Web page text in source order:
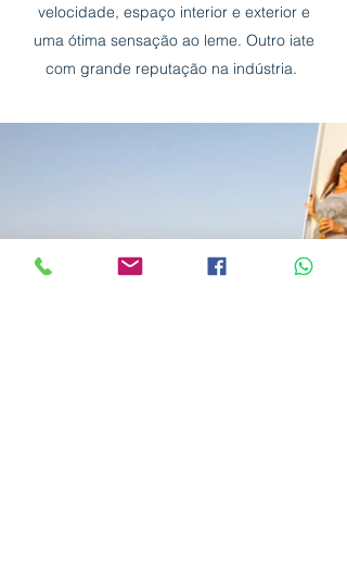
velocidade, espaço interior e exterior e
uma ótima sensação ao leme. Outro iate
com grande reputação na indústria.